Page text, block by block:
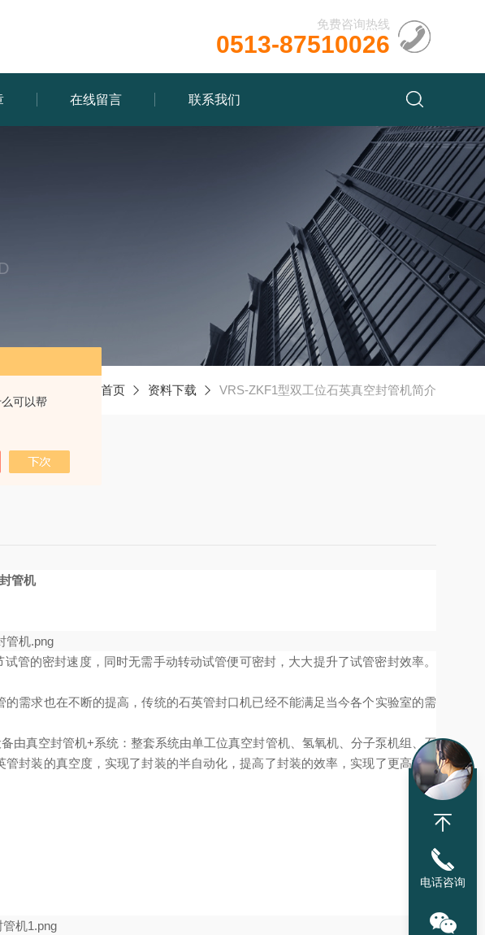
可以帮
免费咨询热线
0513-87510026
在线留言 联系我们
首页 资料下载 VRS-ZKF1型双工位石英真空封管机简介
管机
管的密封速度，同时无需手动转动试管便可密封，大大提升了试管密封效率。
需求也在不断的提高，传统的石英管封口机已经不能满足当今各个实验室的需
由真空封管机+系统：整套系统由单工位真空封管机、氢氧机、分子泵机组、石
封装的真空度，实现了封装的半自动化，提高了封装的效率，实现了更高标准
电话咨询